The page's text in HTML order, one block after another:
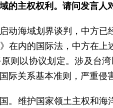
的主权权利。请问发言人
动海域划界谈判，中方
在内的国际法，中方在
则以协议划定。涉及台
际关系基本准则，严重
。维护国家领土主权和